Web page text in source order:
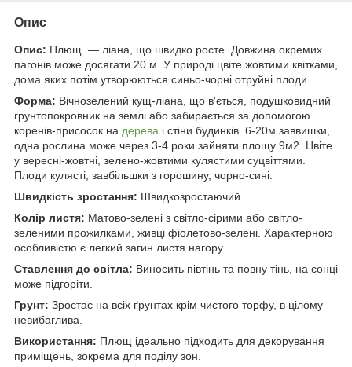
Опис
Опис: Плющ — ліана, що швидко росте. Довжина окремих
пагонів може досягати 20 м. У природі цвіте жовтими квітками,
дома яких потім утворюються синьо-чорні отруйні плоди.
Форма: Вічнозелений кущ-ліана, що в'ється, подушковидний
грунтопокровник на землі або забирається за допомогою
коренів-присосок на дерева і стіни будинків. 6-20м заввишки,
одна рослина може через 3-4 роки зайняти площу 9м2. Цвіте
у вересні-жовтні, зелено-жовтими кулястими суцвіттями.
Плоди кулясті, завбільшки з горошину, чорно-сині.
Швидкість зростання: Швидкозростаючий.
Колір листя: Матово-зелені з світло-сірими або світло-
зеленими прожилками, живці фіолетово-зелені. Характерною
особливістю є легкий загин листя нагору.
Ставлення до світла: Виносить півтінь та повну тінь, на сонці
може підгоріти.
Грунт: Зростає на всіх ґрунтах крім чистого торфу, в цілому
невибаглива.
Використання: Плющ ідеально підходить для декорування
приміщень, зокрема для поділу зон.